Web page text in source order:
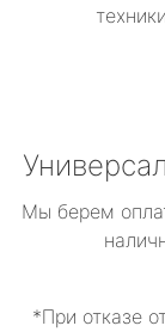
Мы берем
*При отказе